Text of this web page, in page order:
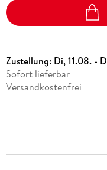
Zustellung: Di, 11.08. -
Sofort lieferbar
Versandkostenfrei